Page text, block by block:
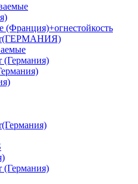
(Франция)+огнестойкость
(Германия)
(Германия)